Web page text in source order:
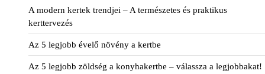
A modern kertek trendjei – A természetes és praktikus
kerttervezés
Az 5 legjobb évelő növény a kertbe
Az 5 legjobb zöldség a konyhakertbe – válassza a legjobbakat!